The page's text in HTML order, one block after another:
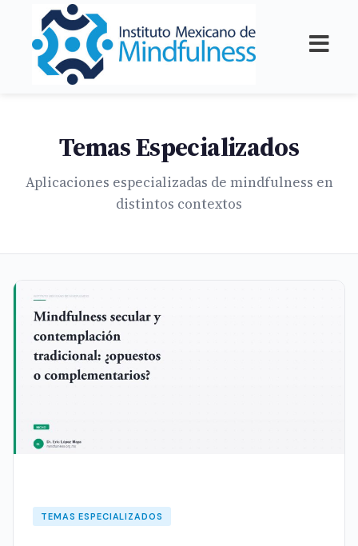
Temas Especializados
Aplicaciones especializadas de mindfulness en
distintos contextos
TEMAS ESPECIALIZADOS